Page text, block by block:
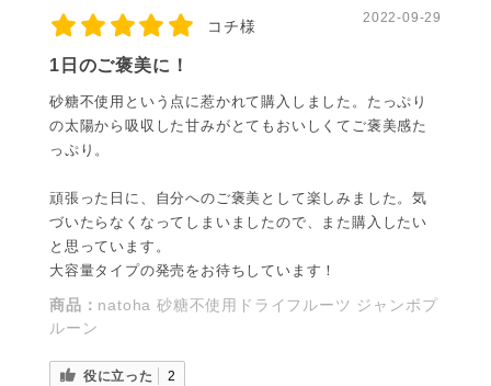
コチ様 2022-09-29
1日のご褒美に！
砂糖不使用という点に惹かれて購入しました。たっぷり
の太陽から吸収した甘みがとてもおいしくてご褒美感た
っぷり。
頑張った日に、自分へのご褒美として楽しみました。気
づいたらなくなってしまいましたので、また購入したい
と思っています。
大容量タイプの発売をお待ちしています！
商品： natoha 砂糖不使用ドライフルーツ ジャンボプ
ルーン
役に立った 2